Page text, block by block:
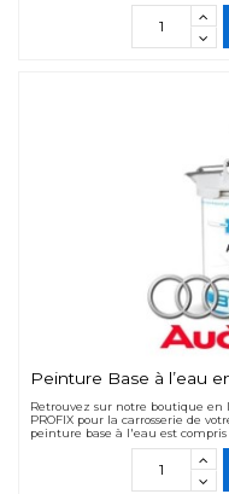
Peinture Base à l’eau
Retrouvez sur notre boutique en
PROFIX pour la carrosserie de
peinture base à l'eau est compris